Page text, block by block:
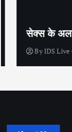
सेक्स के
ByIDS Live